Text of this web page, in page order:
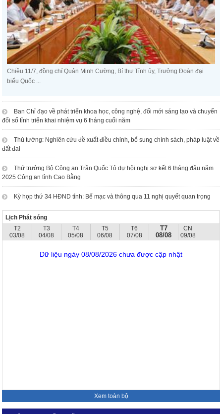
Chiều 11/7, đồng chí Quản Minh Cường, Bí thư Tỉnh ủy, Trưởng Đoàn đại
biểu Quốc ...
Ban Chỉ đạo về phát triển khoa học, công nghệ, đổi mới sáng tạo và chuyển
đổi số tỉnh triển khai nhiệm vụ 6 tháng cuối năm
Thủ tướng: Nghiên cứu đề xuất điều chỉnh, bổ sung chính sách, pháp luật về
đất đai
Thứ trưởng Bộ Công an Trần Quốc Tỏ dự hội nghị sơ kết 6 tháng đầu năm
2025 Công an tỉnh Cao Bằng
Kỳ họp thứ 34 HĐND tỉnh: Bế mạc và thông qua 11 nghị quyết quan trọng
Lịch Phát sóng
T2
03/08
T3
04/08
T4
05/08
T5
06/08
T6
07/08
T7
08/08
CN
09/08
Dữ liệu ngày 08/08/2026 chưa được cập nhật
Xem toàn bộ